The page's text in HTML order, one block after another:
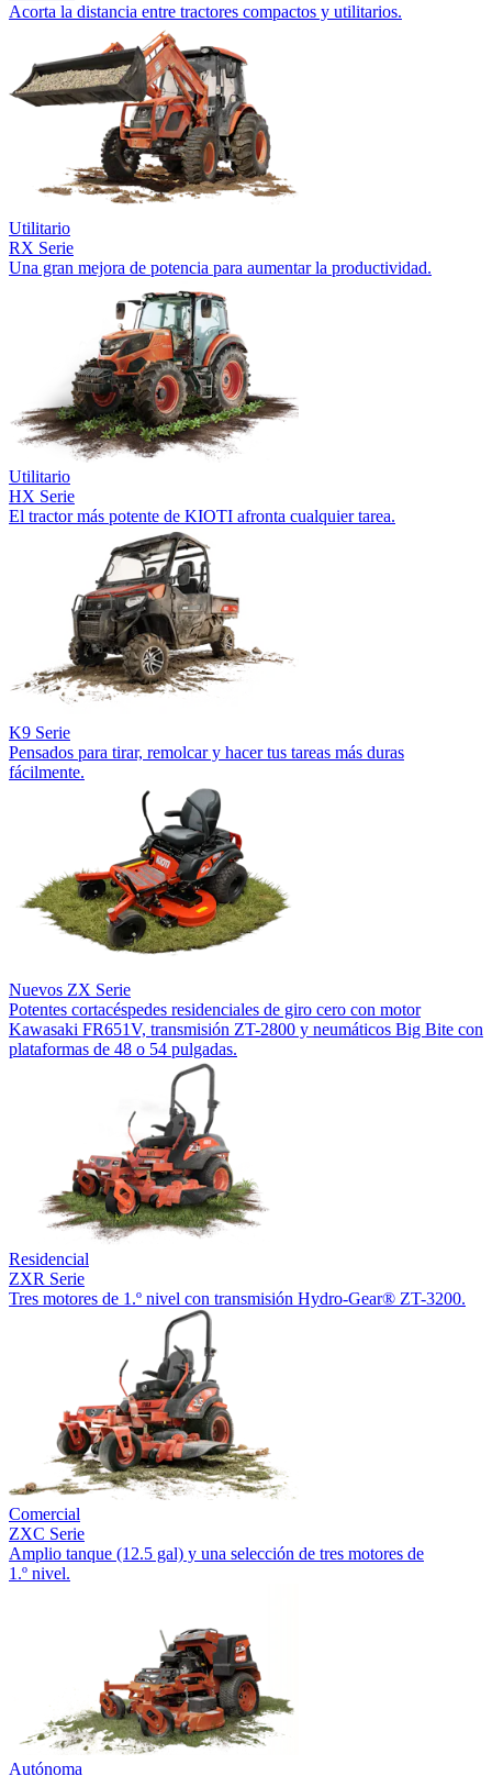
Acorta la distancia entre tractores compactos y utilitarios.
Utilitario
RX Serie
Una gran mejora de potencia para aumentar la productividad.
Utilitario
HX Serie
El tractor más potente de KIOTI afronta cualquier tarea.
K9 Serie
Pensados para tirar, remolcar y hacer tus tareas más duras
fácilmente.
Nuevos ZX Serie
Potentes cortacéspedes residenciales de giro cero con motor
Kawasaki FR651V, transmisión ZT-2800 y neumáticos Big Bite con
plataformas de 48 o 54 pulgadas.
Residencial
ZXR Serie
Tres motores de 1.º nivel con transmisión Hydro-Gear® ZT-3200.
Comercial
ZXC Serie
Amplio tanque (12.5 gal) y una selección de tres motores de
1.º nivel.
Autónoma